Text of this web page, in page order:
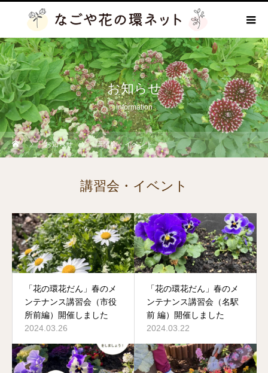
お知らせ
Information
お知らせ 講習会・イベント
講習会・イベント
「花の環花だん」春のメ
ンテナンス講習会（市役
所前編）開催しました
2024.03.26
「花の環花だん」春のメ
ンテナンス講習会（名駅
前 編）開催しました
2024.03.22